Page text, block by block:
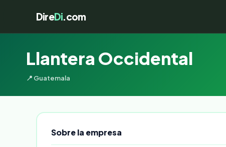
DireDi.com
Llantera Occidental
📍 Guatemala
Sobre la empresa